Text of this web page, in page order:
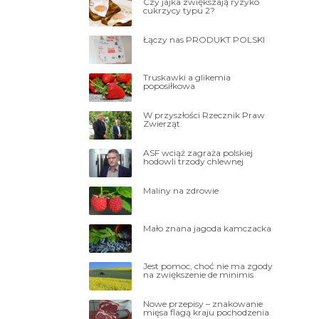
cukrzycy typu 2?
Łączy nas PRODUKT POLSKI
Truskawki a glikemia
poposiłkowa
W przyszłości Rzecznik Praw
Zwierząt
ASF wciąż zagraża polskiej
hodowli trzody chlewnej
Maliny na zdrowie
Mało znana jagoda kamczacka
Jest pomoc, choć nie ma zgody
na zwiększenie de minimis
Nowe przepisy – znakowanie
mięsa flagą kraju pochodzenia